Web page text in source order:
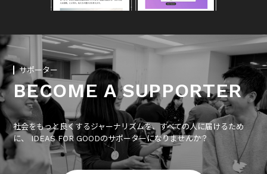
サポーター
BECOME A SUPPORTER
社会をもっと良くするジャーナリズムを、すべての人に届けるため
に、 IDEAS FOR GOODのサポーターになりませんか？